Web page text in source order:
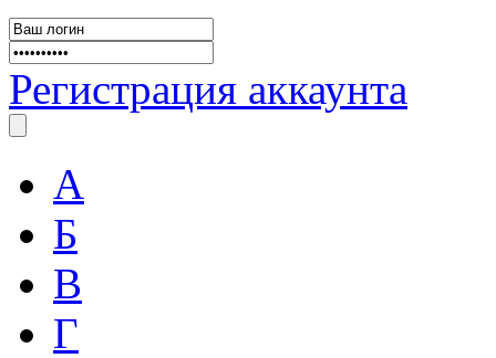
Регистрация аккаунта
А
Б
В
Г